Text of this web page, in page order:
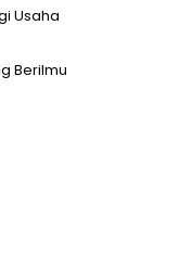
Usaha
Berilmu